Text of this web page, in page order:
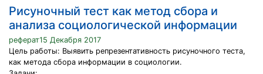
Рисуночный тест как метод сбора и
анализа социологической информации
реферат15 Декабря 2017
Цель работы: Выявить репрезентативность рисуночного теста,
как метода сбора информации в социологии.